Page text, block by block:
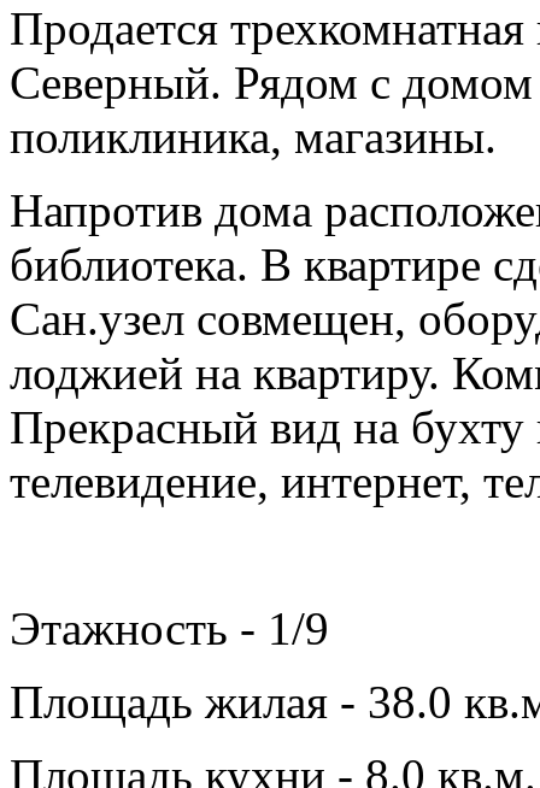
Продается
Северный. Рядом с
поликлиника, магазины.
Напротив дома
библиотека. В квартире
Сан.узел совмещен,
лоджией на квартиру.
Прекрасный вид на бухту
телевидение, интернет,
Этажность - 1/9
Площадь жилая - 38.0
Площадь кухни - 8.0 кв.м.